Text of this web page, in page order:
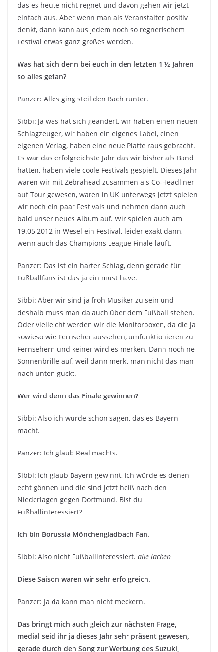
das es heute nicht regnet und davon gehen wir jetzt
einfach aus. Aber wenn man als Veranstalter positiv
denkt, dann kann aus jedem noch so regnerischem
Festival etwas ganz großes werden.
Was hat sich denn bei euch in den letzten 1 ½ Jahren
so alles getan?
Panzer: Alles ging steil den Bach runter.
Sibbi: Ja was hat sich geändert, wir haben einen neuen
Schlagzeuger, wir haben ein eigenes Label, einen
eigenen Verlag, haben eine neue Platte raus gebracht.
Es war das erfolgreichste Jahr das wir bisher als Band
hatten, haben viele coole Festivals gespielt. Dieses Jahr
waren wir mit Zebrahead zusammen als Co-Headliner
auf Tour gewesen, waren in UK unterwegs jetzt spielen
wir noch ein paar Festivals und nehmen dann auch
bald unser neues Album auf. Wir spielen auch am
19.05.2012 in Wesel ein Festival, leider exakt dann,
wenn auch das Champions League Finale läuft.
Panzer: Das ist ein harter Schlag, denn gerade für
Fußballfans ist das ja ein must have.
Sibbi: Aber wir sind ja froh Musiker zu sein und
deshalb muss man da auch über dem Fußball stehen.
Oder vielleicht werden wir die Monitorboxen, da die ja
sowieso wie Fernseher aussehen, umfunktionieren zu
Fernsehern und keiner wird es merken. Dann noch ne
Sonnenbrille auf, weil dann merkt man nicht das man
nach unten guckt.
Wer wird denn das Finale gewinnen?
Sibbi: Also ich würde schon sagen, das es Bayern
macht.
Panzer: Ich glaub Real machts.
Sibbi: Ich glaub Bayern gewinnt, ich würde es denen
echt gönnen und die sind jetzt heiß nach den
Niederlagen gegen Dortmund. Bist du
Fußballinteressiert?
Ich bin Borussia Mönchengladbach Fan.
Sibbi: Also nicht Fußballinteressiert. alle lachen
Diese Saison waren wir sehr erfolgreich.
Panzer: Ja da kann man nicht meckern.
Das bringt mich auch gleich zur nächsten Frage,
medial seid ihr ja dieses Jahr sehr präsent gewesen,
gerade durch den Song zur Werbung des Suzuki,